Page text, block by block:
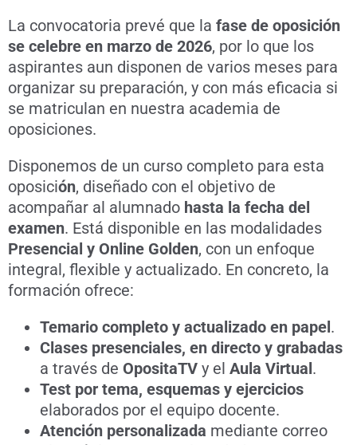
La convocatoria prevé que la fase de oposición
se celebre en marzo de 2026, por lo que los
aspirantes aun disponen de varios meses para
organizar su preparación, y con más eficacia si
se matriculan en nuestra academia de
oposiciones.
Disponemos de un curso completo para esta
oposición, diseñado con el objetivo de
acompañar al alumnado hasta la fecha del
examen. Está disponible en las modalidades
Presencial y Online Golden, con un enfoque
integral, flexible y actualizado. En concreto, la
formación ofrece:
Temario completo y actualizado en papel.
Clases presenciales, en directo y grabadas
a través de OpositaTV y el Aula Virtual.
Test por tema, esquemas y ejercicios
elaborados por el equipo docente.
Atención personalizada mediante correo